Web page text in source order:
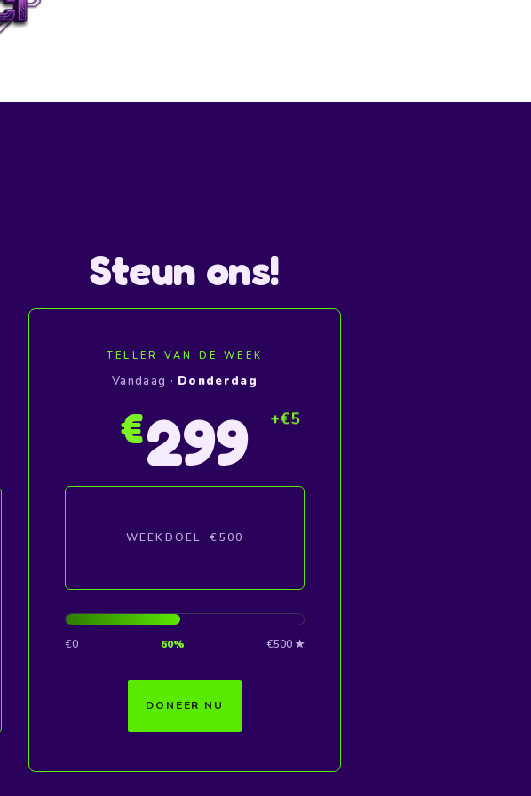
Steun ons!
TELLER VAN DE WEEK
Vandaag · Donderdag
€300
WEEKDOEL: €500
€0 60% €500 ★
DONEER NU